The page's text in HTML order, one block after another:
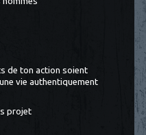
de ton action soient
vie authentiquement
projet